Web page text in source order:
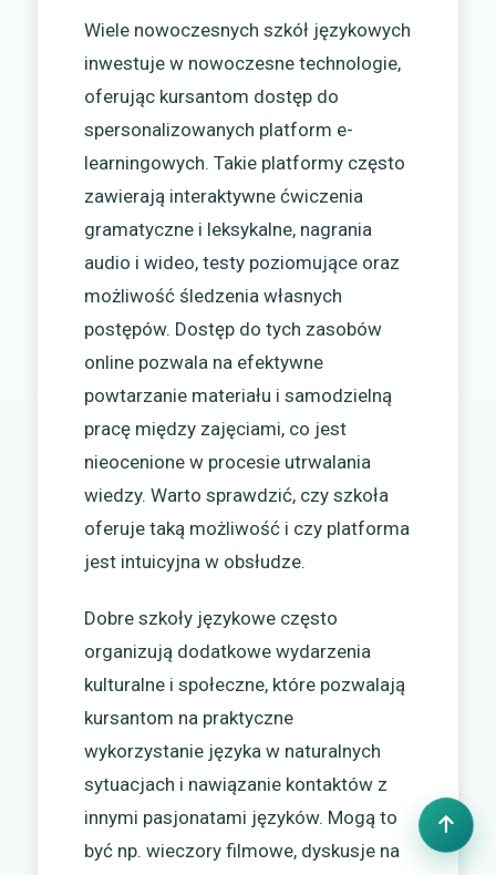
Wiele nowoczesnych szkół językowych
inwestuje w nowoczesne technologie,
oferując kursantom dostęp do
spersonalizowanych platform e-
learningowych. Takie platformy często
zawierają interaktywne ćwiczenia
gramatyczne i leksykalne, nagrania
audio i wideo, testy poziomujące oraz
możliwość śledzenia własnych
postępów. Dostęp do tych zasobów
online pozwala na efektywne
powtarzanie materiału i samodzielną
pracę między zajęciami, co jest
nieocenione w procesie utrwalania
wiedzy. Warto sprawdzić, czy szkoła
oferuje taką możliwość i czy platforma
jest intuicyjna w obsłudze.
Dobre szkoły językowe często
organizują dodatkowe wydarzenia
kulturalne i społeczne, które pozwalają
kursantom na praktyczne
wykorzystanie języka w naturalnych
sytuacjach i nawiązanie kontaktów z
innymi pasjonatami języków. Mogą to
być np. wieczory filmowe, dyskusje na